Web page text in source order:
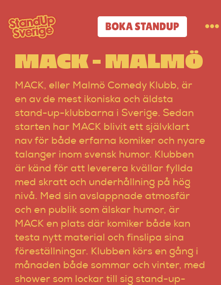
to
content
BOKA STANDUP
Standup-butik
Komiker
Lineup
Tidigare lineup
Klubbar
Artiklar
StandUpSverige PODDEN
MACK – MALMÖ
MACK, eller Malmö Comedy Klubb, är
en av de mest ikoniska och äldsta
stand-up-klubbarna i Sverige. Sedan
starten har MACK blivit ett självklart
nav för både erfarna komiker och nyare
talanger inom svensk humor. Klubben
är känd för att leverera kvällar fyllda
med skratt och underhållning på hög
nivå. Med sin avslappnade atmosfär
och en publik som älskar humor, är
MACK en plats där komiker både kan
testa nytt material och finslipa sina
föreställningar. Klubben körs en gång i
månaden både sommar och vinter, med
shower som lockar till sig stand-up-